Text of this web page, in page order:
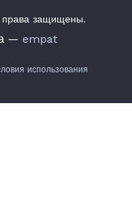
защищены.
— empat
использования